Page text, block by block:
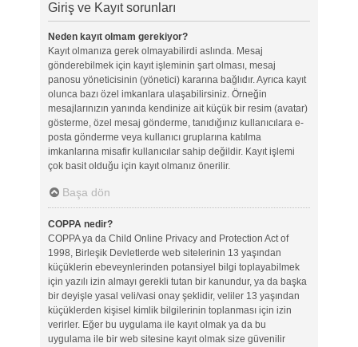
Giriş ve Kayıt sorunları
Neden kayıt olmam gerekiyor?
Kayıt olmanıza gerek olmayabilirdi aslında. Mesaj
gönderebilmek için kayıt işleminin şart olması, mesaj
panosu yöneticisinin (yönetici) kararına bağlıdır. Ayrıca kayıt
olunca bazı özel imkanlara ulaşabilirsiniz. Örneğin
mesajlarınızın yanında kendinize ait küçük bir resim (avatar)
gösterme, özel mesaj gönderme, tanıdığınız kullanıcılara e-
posta gönderme veya kullanıcı gruplarına katılma
imkanlarına misafir kullanıcılar sahip değildir. Kayıt işlemi
çok basit olduğu için kayıt olmanız önerilir.
Başa dön
COPPA nedir?
COPPA ya da Child Online Privacy and Protection Act of
1998, Birleşik Devletlerde web sitelerinin 13 yaşından
küçüklerin ebeveynlerinden potansiyel bilgi toplayabilmek
için yazılı izin almayı gerekli tutan bir kanundur, ya da başka
bir deyişle yasal veli/vasi onay şeklidir, veliler 13 yaşından
küçüklerden kişisel kimlik bilgilerinin toplanması için izin
verirler. Eğer bu uygulama ile kayıt olmak ya da bu
uygulama ile bir web sitesine kayıt olmak size güvenilir